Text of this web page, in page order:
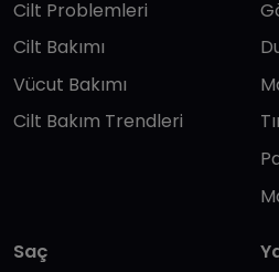
Cilt Problemleri
Cilt Bakımı
Vücut Bakımı
Cilt Bakım Trendleri
Saç